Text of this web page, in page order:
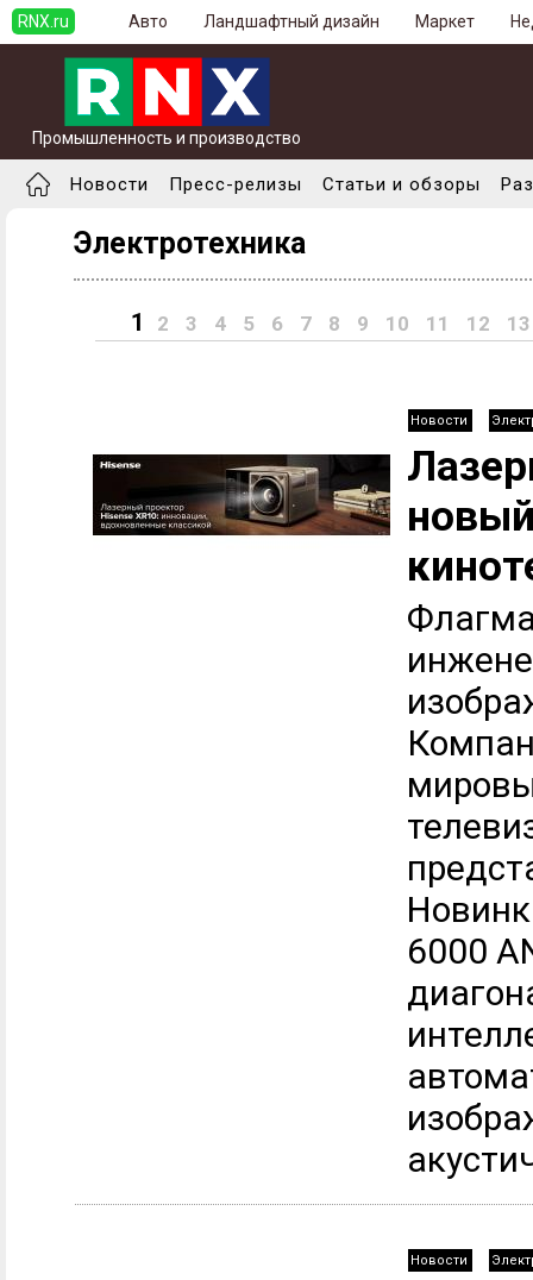
RNX.ru Авто Ландшафтный дизайн Маркет
Промышленность и производство
Новости Пресс-релизы Статьи и обзоры
Электротехника
1 2 3 4 5 6 7 8 9 10 11 12 13
Новости
6000
Новости